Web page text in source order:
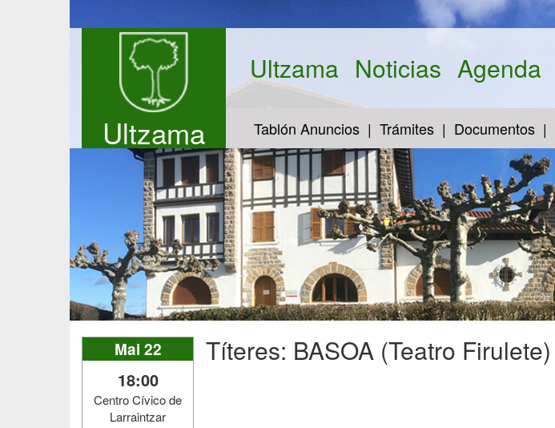
Ultzama
Ultzama Noticias Agenda
Tablón Anuncios Trámites Documentos
Mai 22
18:00
Centro Cívico de
Larraintzar
Títeres: BASOA (Teatro Firulete)